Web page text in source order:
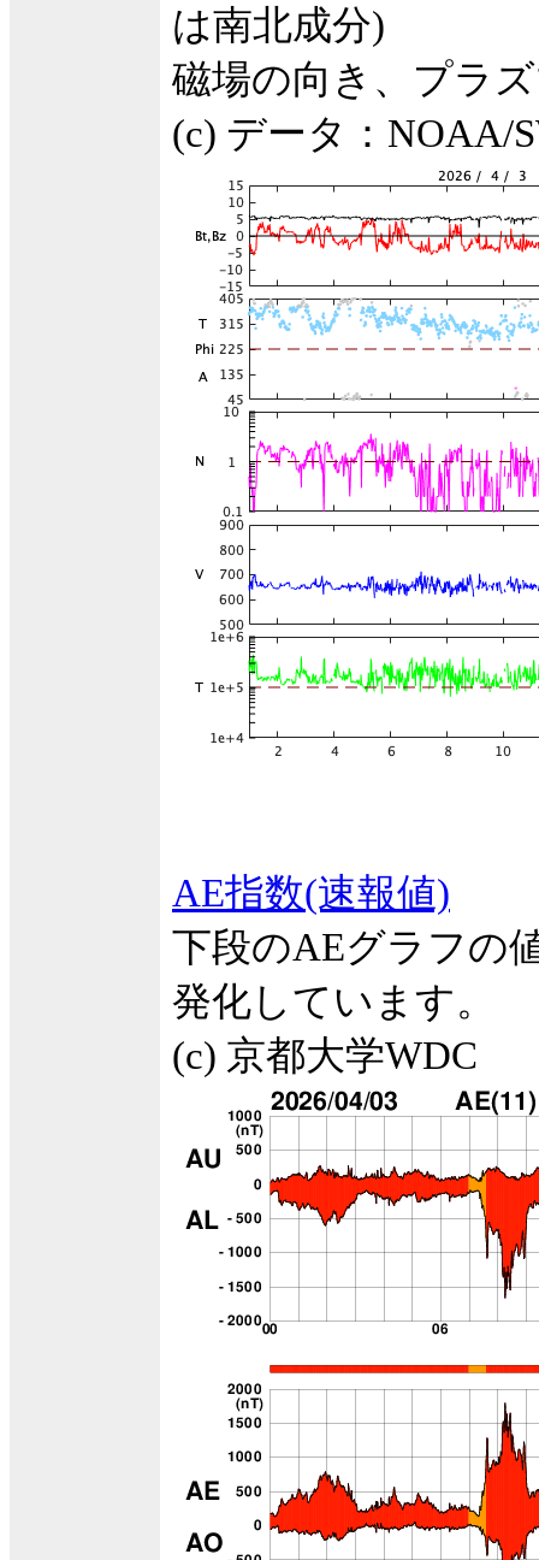
は南北成分)
磁場の向き、プラ
(c) データ：NOAA/
AE指数(速報値)
下段のAEグラフの
発化しています。
(c) 京都大学WDC